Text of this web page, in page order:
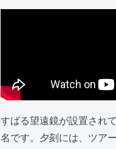
すばる望遠鏡が設置され
名です。夕刻には、ツア